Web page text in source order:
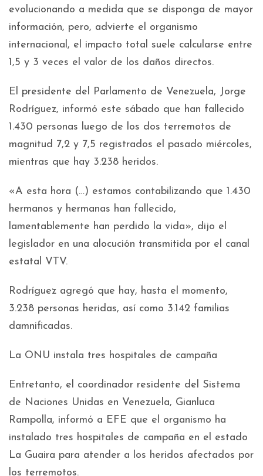
evolucionando a medida que se disponga de mayor
información, pero, advierte el organismo
internacional, el impacto total suele calcularse entre
1,5 y 3 veces el valor de los daños directos.
El presidente del Parlamento de Venezuela, Jorge
Rodríguez, informó este sábado que han fallecido
1.430 personas luego de los dos terremotos de
magnitud 7,2 y 7,5 registrados el pasado miércoles,
mientras que hay 3.238 heridos.
«A esta hora (…) estamos contabilizando que 1.430
hermanos y hermanas han fallecido,
lamentablemente han perdido la vida», dijo el
legislador en una alocución transmitida por el canal
estatal VTV.
Rodríguez agregó que hay, hasta el momento,
3.238 personas heridas, así como 3.142 familias
damnificadas.
La ONU instala tres hospitales de campaña
Entretanto, el coordinador residente del Sistema
de Naciones Unidas en Venezuela, Gianluca
Rampolla, informó a EFE que el organismo ha
instalado tres hospitales de campaña en el estado
La Guaira para atender a los heridos afectados por
los terremotos.